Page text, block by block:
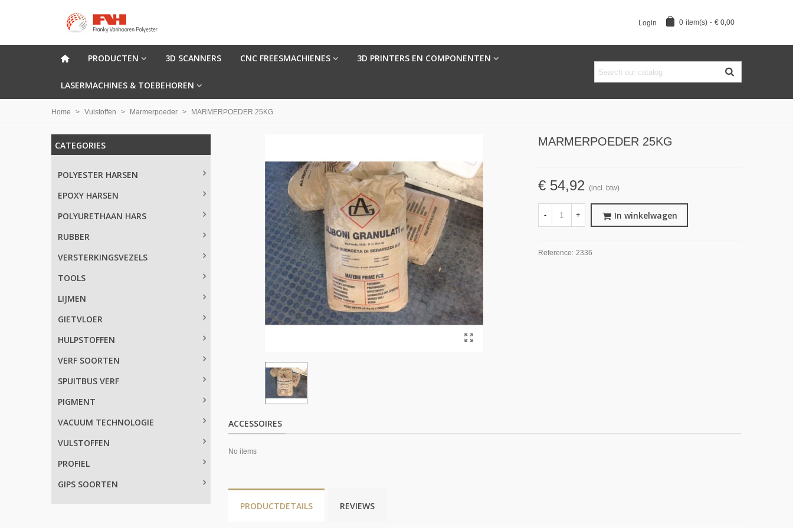
Login 0 item(s) - € 0,00
PRODUCTEN 3D SCANNERS CNC FREESMACHIENES 3D PRINTERS EN COMPONENTEN
LASERMACHINES & TOEBEHOREN
Home > Vulstoffen > Marmerpoeder > MARMERPOEDER 25KG
CATEGORIES
POLYESTER HARSEN
EPOXY HARSEN
POLYURETHAAN HARS
RUBBER
VERSTERKINGSVEZELS
TOOLS
LIJMEN
GIETVLOER
HULPSTOFFEN
VERF SOORTEN
SPUITBUS VERF
PIGMENT
VACUUM TECHNOLOGIE
VULSTOFFEN
PROFIEL
GIPS SOORTEN
MARMERPOEDER 25KG
€ 54,92 (incl. btw)
- + In winkelwagen
Reference: 2336
ACCESSOIRES
No items
PRODUCTDETAILS REVIEWS